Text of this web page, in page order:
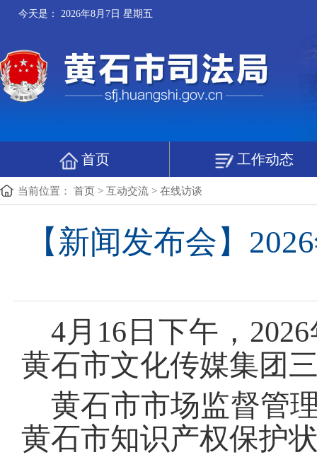
今天是： 2026年8月7日 星期五
首页 工作动态
当前位置： 首页 > 互动交流 > 在线访谈
【新闻发布会】
4月16日下午，
黄石市文化传媒集团
黄石市市场监督管
黄石市知识产权保护